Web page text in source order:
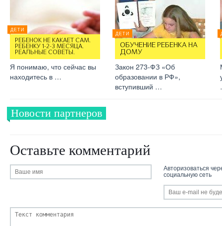
ДЕТИ
РЕБЕНОК НЕ КАКАЕТ САМ.
РЕБЕНКУ 1-2-3 МЕСЯЦА.
РЕАЛЬНЫЕ СОВЕТЫ.
Я понимаю, что сейчас вы
находитесь в …
ДЕТИ
ОБУЧЕНИЕ РЕБЕНКА НА
ДОМУ
Закон 273-ФЗ «Об
образовании в РФ»,
вступивший …
Новости партнеров
Оставьте комментарий
Авторизоваться
социальную сеть